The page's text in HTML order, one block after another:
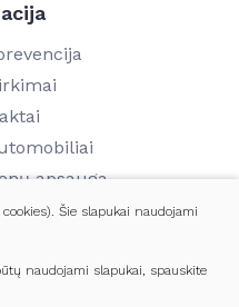
apsauga
rinkiniai
Šie slapukai naudojami
naudojami slapukai, spauskite